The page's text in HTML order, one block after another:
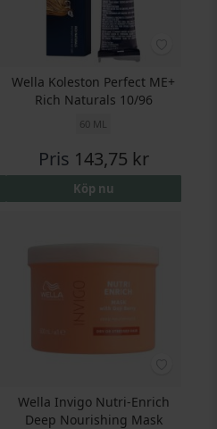
Wella Koleston Perfect ME+
Rich Naturals 10/96
60 ML
Pris 143,75 kr
Köp nu
Wella Invigo Nutri‑Enrich
Deep Nourishing Mask